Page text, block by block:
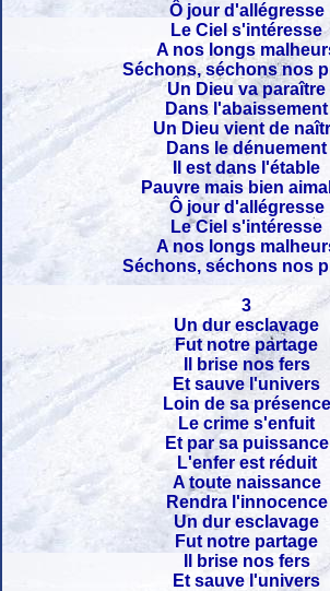
Ô jour d'allégresse
Le Ciel s'intéresse
A nos longs
Séchons, séchons nos
Un Dieu va paraître
Dans l'abaissement
Un Dieu vient de
Dans le dénuement
Il est dans l'étable
Pauvre mais bien
Ô jour d'allégresse
Le Ciel s'intéresse
A nos longs
Séchons, séchons nos
3
Un dur esclavage
Fut notre partage
Il brise nos fers
Et sauve l'univers
Loin de sa présence
Le crime s'enfuit
Et par sa puissance
L'enfer est réduit
A toute naissance
Rendra l'innocence
Un dur esclavage
Fut notre partage
Il brise nos fers
Et sauve l'univers